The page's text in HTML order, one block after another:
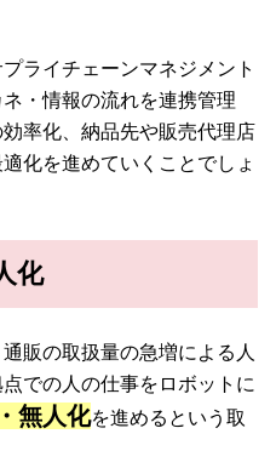
ライチェーンマネジメント
・情報の流れを連携管理
率化、納品先や販売代理店
化を進めていくことでしょ
化
販の取扱量の急増による人
での人の仕事をロボットに
無人化を進めるという取